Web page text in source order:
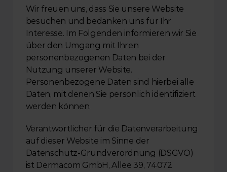
Wir freuen uns, dass Sie unsere Website
besuchen und bedanken uns für Ihr
Interesse. Im Folgenden informieren wir Sie
über den Umgang mit Ihren
personenbezogenen Daten bei der
Nutzung unserer Website.
Personenbezogene Daten sind hierbei alle
Daten, mit denen Sie persönlich identifiziert
werden können.
Verantwortlicher für die Datenverarbeitung
auf dieser Website im Sinne der
Datenschutz-Grundverordnung (DSGVO)
ist Dermacom GmbH, Allee 39, 74072